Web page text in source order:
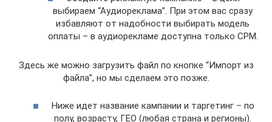
выбираем “Аудиореклама”. При этом вас сразу
избавляют от надобности выбирать модель
оплаты – в аудиорекламе доступна только CPM.
Здесь же можно загрузить файл по кнопке “Импорт из
файла”, но мы сделаем это позже.
Ниже идет название кампании и таргетинг – по
полу, возрасту, ГЕО (любая страна и регионы).